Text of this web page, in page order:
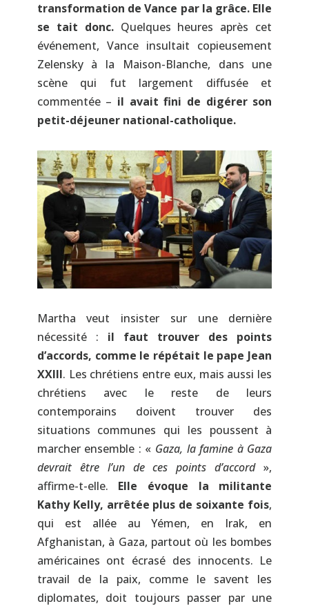
transformation de Vance par la grâce. Elle
se tait donc. Quelques heures après cet
événement, Vance insultait copieusement
Zelensky à la Maison-Blanche, dans une
scène qui fut largement diffusée et
commentée – il avait fini de digérer son
petit-déjeuner national-catholique.
Martha veut insister sur une dernière
nécessité : il faut trouver des points
d’accords, comme le répétait le pape Jean
XXIII. Les chrétiens entre eux, mais aussi les
chrétiens avec le reste de leurs
contemporains doivent trouver des
situations communes qui les poussent à
marcher ensemble : « Gaza, la famine à Gaza
devrait être l’un de ces points d’accord»,
affirme-t-elle. Elle évoque la militante
Kathy Kelly, arrêtée plus de soixante fois,
qui est allée au Yémen, en Irak, en
Afghanistan, à Gaza, partout où les bombes
américaines ont écrasé des innocents. Le
travail de la paix, comme le savent les
diplomates, doit toujours passer par une